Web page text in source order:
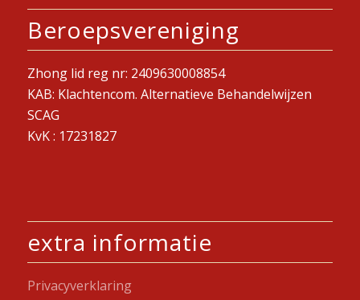
Beroepsvereniging
Zhong lid reg nr: 2409630008854
KAB: Klachtencom. Alternatieve Behandelwijzen
SCAG
KvK : 17231827
extra informatie
Privacyverklaring